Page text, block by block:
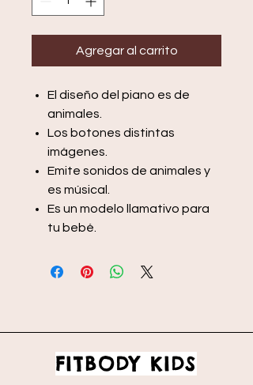
Agregar al carrito
El diseño del piano es de
animales.
Los botones distintas
imágenes.
Emite sonidos de animales y
es músical.
Es un modelo llamativo para
tu bebé.
FITBODY KIDS